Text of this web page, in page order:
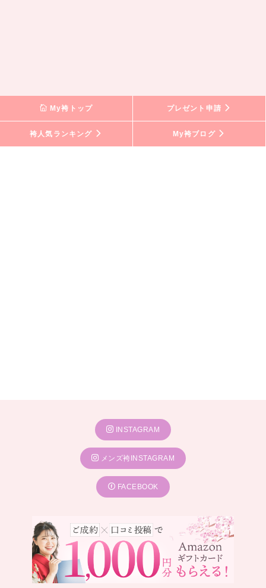
My袴トップ プレゼント申請
袴人気ランキング My袴ブログ
INSTAGRAM
メンズ袴INSTAGRAM
FACEBOOK